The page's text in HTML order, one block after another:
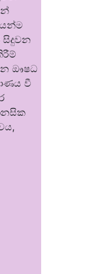
සිදුවන
ඖෂධ
වී